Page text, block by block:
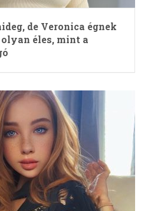
de Veronica égnek
olyan éles, mint a